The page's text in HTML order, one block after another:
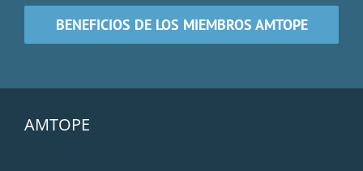
BENEFICIOS DE LOS MIEMBROS AMTOPE
AMTOPE